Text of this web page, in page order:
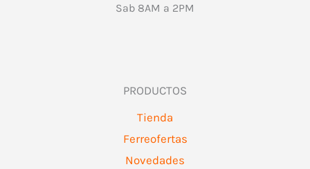
Sab 8AM a 2PM
PRODUCTOS
Tienda
Ferreofertas
Novedades